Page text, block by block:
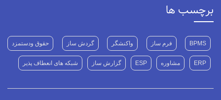
برچسب ها
BPMS فرم ساز واکنشگر گردش ساز حقوق ودستمزد
ERP مشاوره ESP گزارش ساز شبکه های انعطاف پذیر